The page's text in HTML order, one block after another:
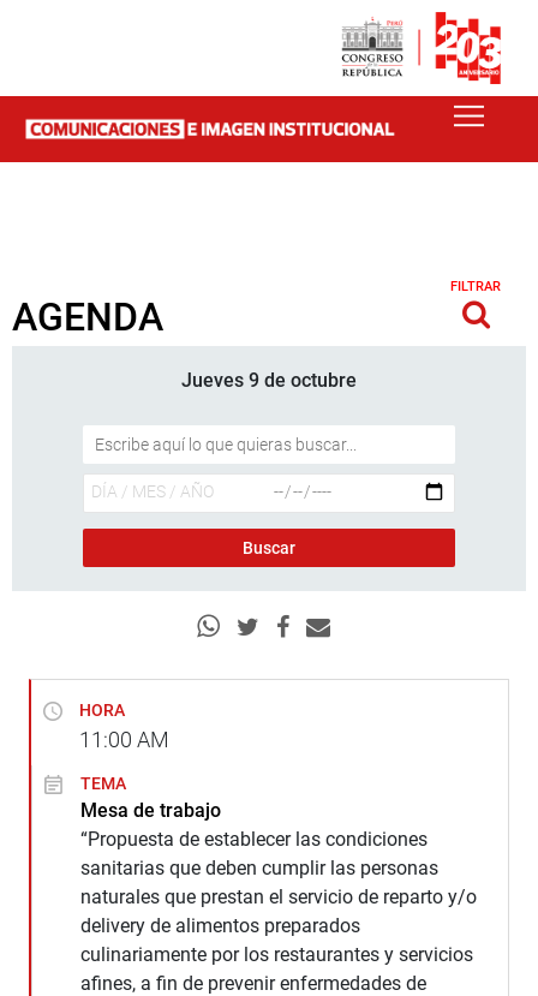
AGENDA
FILTRAR
Jueves 9 de octubre
HORA
11:00 AM
TEMA
Mesa de trabajo
“Propuesta de establecer las condiciones
sanitarias que deben cumplir las personas
naturales que prestan el servicio de reparto y/o
delivery de alimentos preparados
culinariamente por los restaurantes y servicios
afines, a fin de prevenir enfermedades de